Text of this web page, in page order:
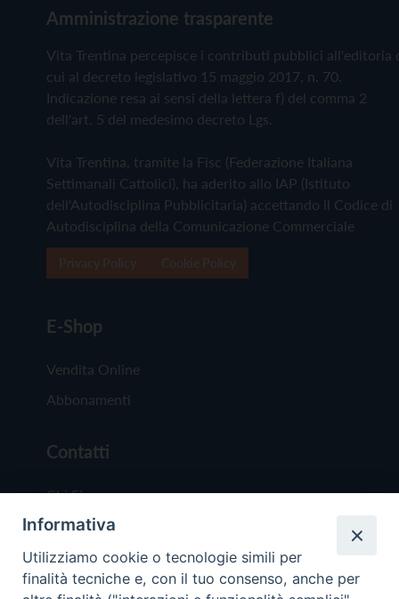
Amministrazione trasparente
Vita Trentina percepisce i contributi pubblici all'editoria
cui al decreto legislativo 15 maggio 2017, n. 70.
Indicazione resa ai sensi della lettera f) del comma 2
dell'art. 5 del medesimo decreto Lgs.
Vita Trentina, tramite la Fisc (Federazione Italiana
Settimanali Cattolici), ha aderito allo IAP (Istituto
dell'Autodisciplina Pubblicitaria) accettando il Codice di
Autodisciplina della Comunicazione Commerciale
E-Shop
Vendita Online
Abbonamenti
Contatti
Chi Siamo
Redazione
Scrivici
Informativa
Utilizziamo cookie o tecnologie simili per
finalità tecniche e, con il tuo consenso, anche per